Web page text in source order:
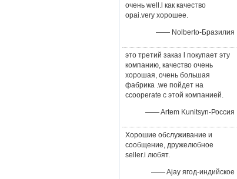
очень well.l как качество
opai.very хорошее.
—— Nolberto-Бразилия
это третий заказ l покупает эту
компанию, качество очень
хорошая, очень большая
фабрика .we пойдет на
ccooperate с этой компанией.
—— Artem Kunitsyn-Россия
Хорошие обслуживание и
сообщение, дружелюбное
seller.i любят.
—— Ajay ягод-индийское